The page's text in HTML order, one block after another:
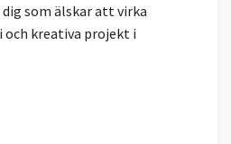
som älskar att virka
och kreativa projekt i